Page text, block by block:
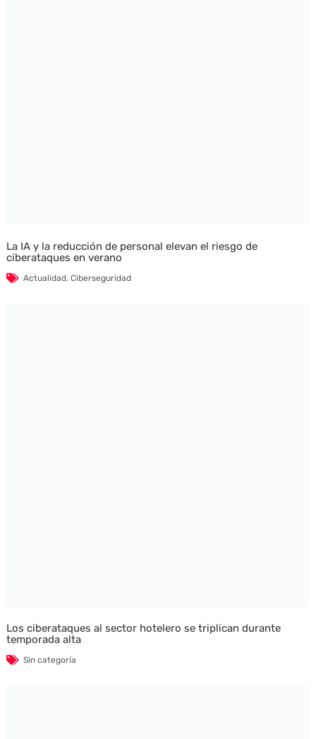
La IA y la reducción de personal elevan el riesgo de
ciberataques en verano
Actualidad, Ciberseguridad
Los ciberataques al sector hotelero se triplican durante
temporada alta
Sin categoría